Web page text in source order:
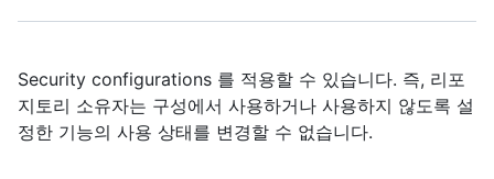
Security configurations 를 적용할 수 있습니다. 즉, 리포
지토리 소유자는 구성에서 사용하거나 사용하지 않도록 설
정한 기능의 사용 상태를 변경할 수 없습니다.